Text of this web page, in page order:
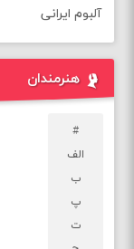
آلبوم ایرانی
هنرمندان
#
الف
ب
پ
ت